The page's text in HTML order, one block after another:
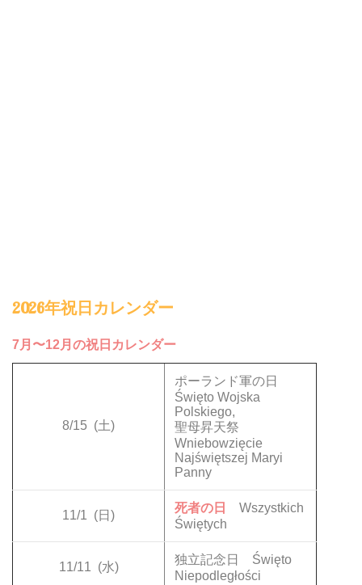
2026年祝日カレンダー
7月〜12月の祝日カレンダー
8/15 (土)
ポーランド軍の日
Święto Wojska
Polskiego,
聖母昇天祭
Wniebowzięcie
Najświętszej Maryi
Panny
11/1 (日)
死者の日
Wszystkich
Świętych
11/11 (水)
独立記念日 Święto
Niepodległości